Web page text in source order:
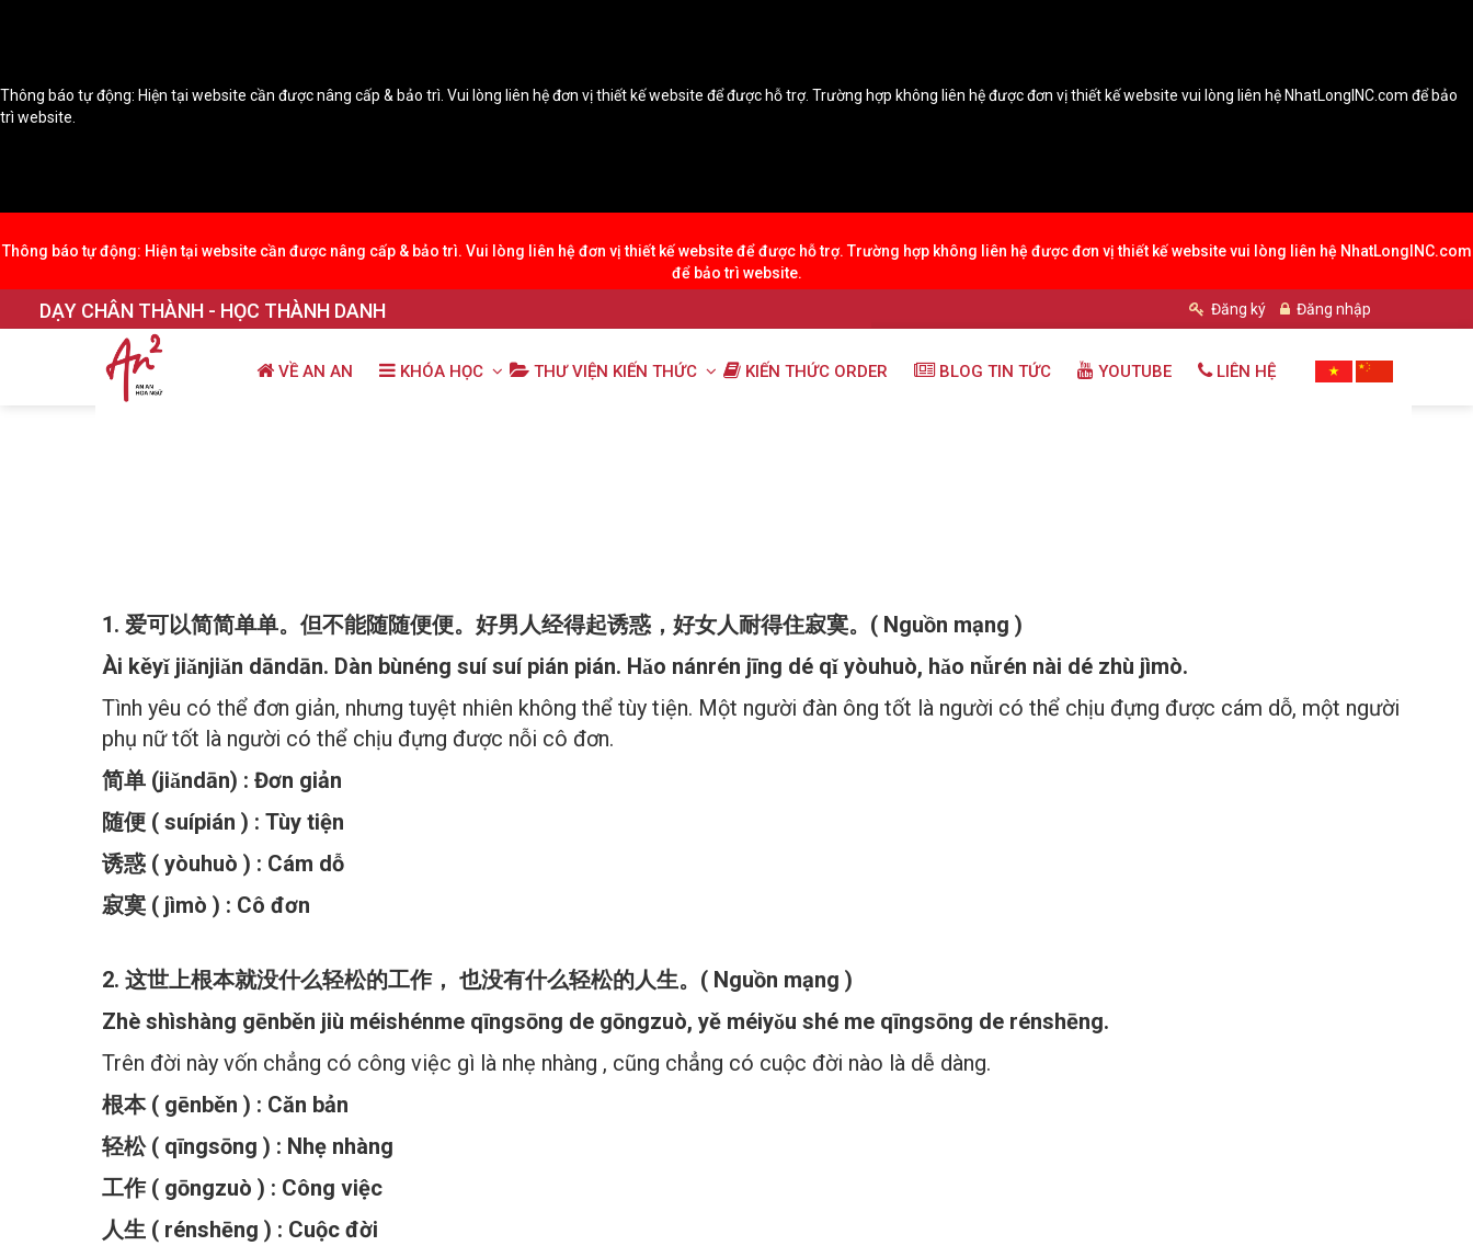
Thông báo tự động: Hiện tại website cần được nâng cấp & bảo trì. Vui lòng liên hệ đơn vị thiết kế website để được hỗ trợ. Trường hợp không liên hệ được đơn vị thiết kế website vui lòng liên hệ NhatLongINC.com để bảo
trì website.
Thông báo tự động: Hiện tại website cần được nâng cấp & bảo trì. Vui lòng liên hệ đơn vị thiết kế website để được hỗ trợ. Trường hợp không liên hệ được đơn vị thiết kế website vui lòng liên hệ NhatLongINC.com
để bảo trì website.
DẠY CHÂN THÀNH - HỌC THÀNH DANH Đăng ký Đăng nhập
VỀ AN AN KHÓA HỌC THƯ VIỆN KIẾN THỨC KIẾN THỨC ORDER BLOG TIN TỨC YOUTUBE LIÊN HỆ
1. 爱可以简简单单。但不能随随便便。好男人经得起诱惑，好女人耐得住寂寞。 ( Nguồn mạng )
Ài kěyǐ jiǎnjiǎn dāndān. Dàn bùnéng suí suí pián pián. Hǎo nánrén jīng dé qǐ yòuhuò, hǎo nǚrén nài dé zhù jìmò.
Tình yêu có thể đơn giản, nhưng tuyệt nhiên không thể tùy tiện. Một người đàn ông tốt là người có thể chịu đựng được cám dỗ, một người
phụ nữ tốt là người có thể chịu đựng được nỗi cô đơn.
简单 (jiǎndān) : Đơn giản
随便 ( suípián ) : Tùy tiện
诱惑 ( yòuhuò ) : Cám dỗ
寂寞 ( jìmò ) : Cô đơn
2. 这世上根本就没什么轻松的工作， 也没有什么轻松的人生。 ( Nguồn mạng )
Zhè shìshàng gēnběn jiù méishénme qīngsōng de gōngzuò, yě méiyǒu shé me qīngsōng de rénshēng.
Trên đời này vốn chẳng có công việc gì là nhẹ nhàng , cũng chẳng có cuộc đời nào là dễ dàng.
根本 ( gēnběn ) : Căn bản
轻松 ( qīngsōng ) : Nhẹ nhàng
工作 ( gōngzuò ) : Công việc
人生 ( rénshēng ) : Cuộc đời